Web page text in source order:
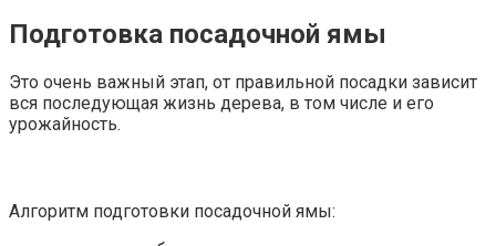
Подготовка посадочной ямы
Это очень важный этап, от правильной посадки зависит
вся последующая жизнь дерева, в том числе и его
урожайность.
Алгоритм подготовки посадочной ямы: